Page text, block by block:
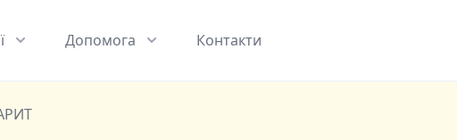
Допомога Контакти